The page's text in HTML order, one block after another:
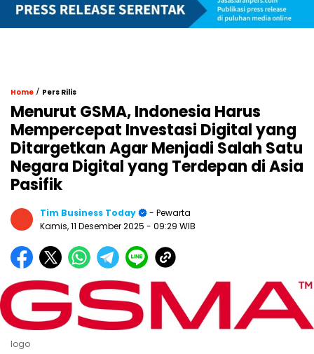
Home / Pers Rilis
Menurut GSMA, Indonesia Harus
Mempercepat Investasi Digital yang
Ditargetkan Agar Menjadi Salah Satu
Negara Digital yang Terdepan di Asia
Pasifik
Tim Business Today
- Pewarta
Kamis, 11 Desember 2025 - 09:29 WIB
logo